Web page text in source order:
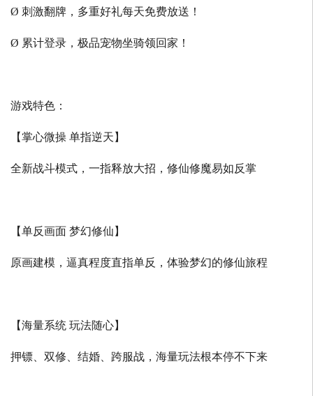
Ø 刺激翻牌，多重好礼每天免费放送！
Ø 累计登录，极品宠物坐骑领回家！
游戏特色：
【掌心微操 单指逆天】
全新战斗模式，一指释放大招，修仙修魔易如反掌
【单反画面 梦幻修仙】
原画建模，逼真程度直指单反，体验梦幻的修仙旅程
【海量系统 玩法随心】
押镖、双修、结婚、跨服战，海量玩法根本停不下来